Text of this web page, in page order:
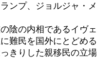
ンプ、ジョルジャ・
陰の内相であるイヴ
難民を国外にとどめ
きりした親移民の立